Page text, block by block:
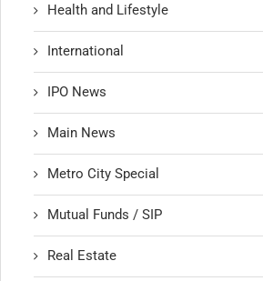
Health and Lifestyle
International
IPO News
Main News
Metro City Special
Mutual Funds / SIP
Real Estate